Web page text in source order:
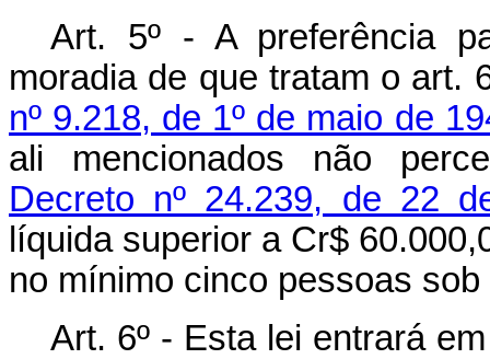
Art. 5º - A preferência
moradia de que tratam o art.
nº 9.218, de 1º de maio de
ali mencionados não
Decreto nº 24.239, de 22
líquida superior a Cr$
no mínimo cinco pessoas
Art. 6º - Esta lei entrará